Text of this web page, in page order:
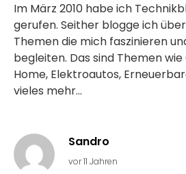
Im März 2010 habe ich
gerufen. Seither blogge ich
Themen die mich faszinieren
begleiten. Das sind Themen
Home, Elektroautos,
vieles mehr...
Sandro
vor 11 Jahren